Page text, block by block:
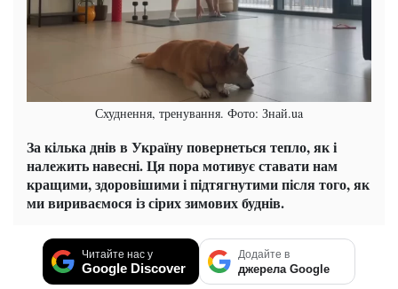
Схуднення, тренування. Фото: Знай.ua
За кілька днів в Україну повернеться тепло, як і
належить навесні. Ця пора мотивує ставати нам
кращими, здоровішими і підтягнутими після того, як
ми вириваємося із сірих зимових буднів.
Читайте нас у
Google Discover
Додайте в
джерела Google